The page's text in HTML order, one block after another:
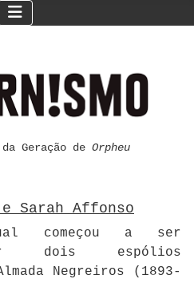
Geração de Orpheu
Sarah Affonso
começou a ser
dois espólios
Negreiros (1893-